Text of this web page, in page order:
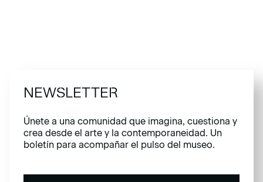
NEWSLETTER
Únete a una comunidad que imagina, cuestiona y
crea desde el arte y la contemporaneidad. Un
boletín para acompañar el pulso del museo.